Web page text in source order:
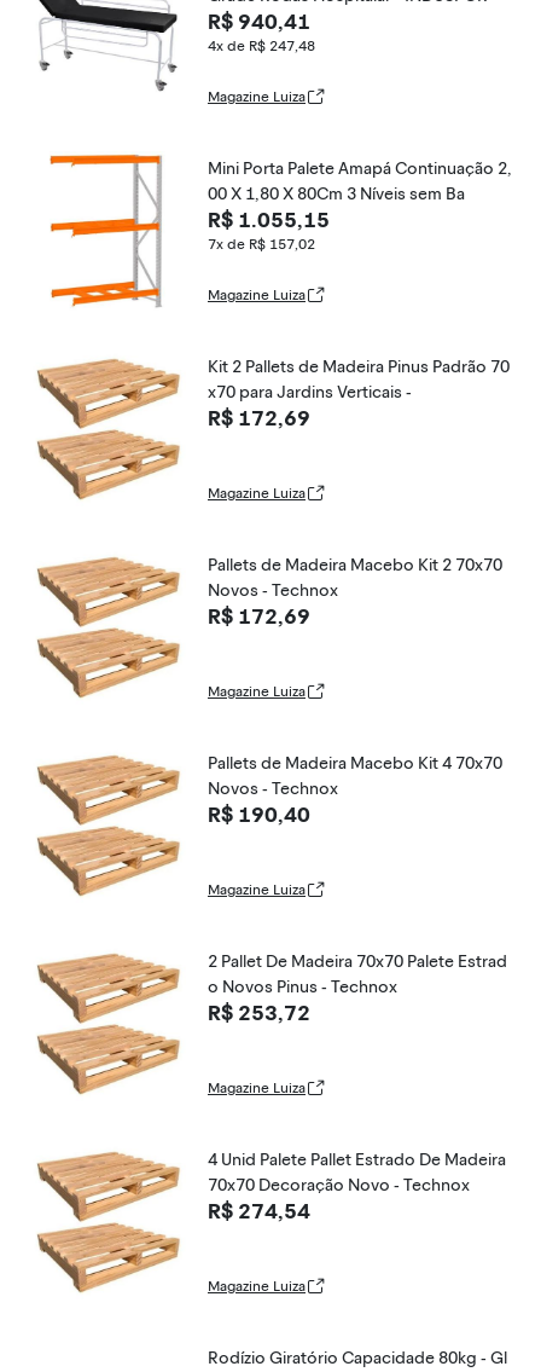
R$ 940,41
4x de R$ 247,48
Magazine Luiza
Mini Porta Palete Amapá Continuação 2,
00 X 1,80 X 80Cm 3 Níveis sem Ba
R$ 1.055,15
7x de R$ 157,02
Magazine Luiza
Kit 2 Pallets de Madeira Pinus Padrão 70
x70 para Jardins Verticais -
R$ 172,69
Magazine Luiza
Pallets de Madeira Macebo Kit 2 70x70
Novos - Technox
R$ 172,69
Magazine Luiza
Pallets de Madeira Macebo Kit 4 70x70
Novos - Technox
R$ 190,40
Magazine Luiza
2 Pallet De Madeira 70x70 Palete Estrad
o Novos Pinus - Technox
R$ 253,72
Magazine Luiza
4 Unid Palete Pallet Estrado De Madeira
70x70 Decoração Novo - Technox
R$ 274,54
Magazine Luiza
Rodízio Giratório Capacidade 80kg - Gl